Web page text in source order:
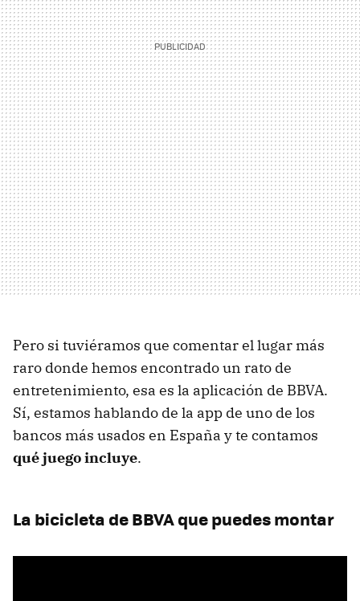
Pero si tuviéramos que comentar el lugar más
raro donde hemos encontrado un rato de
entretenimiento, esa es la aplicación de BBVA.
Sí, estamos hablando de la app de uno de los
bancos más usados en España y te contamos
qué juego incluye.
La bicicleta de BBVA que puedes montar